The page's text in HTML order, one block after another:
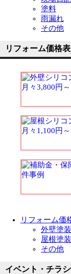
塗料
雨漏れ
その他
リフォーム価格表
リフォーム価
外壁塗装
屋根塗装
その他
イベント・チラ